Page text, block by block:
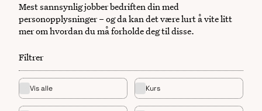
Mest sannsynlig jobber bedriften din med
personopplysninger – og da kan det være lurt å vite litt
mer om hvordan du må forholde deg til disse.
Filtrer
Vis alle Kurs